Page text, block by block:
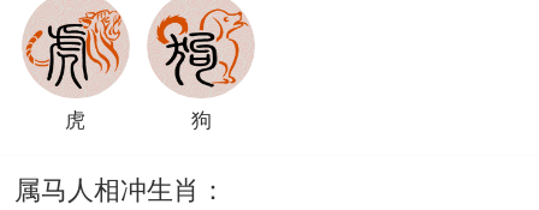
虎 狗
属马人相冲生肖：